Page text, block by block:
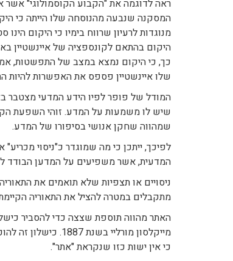
המסקנה שנבעה מהנוסחה שלו הייתה כי
מנוגדות לרעיון שרווח בימיו כי היקום
היקום בהתאם לקונספציה של איינשטיין
כך, כי היקום נמצא במצב של התפשטות,
שלו איינשטיין פספס את האפשרות
המודל של פופר לפיו הידע המדעי מצטבר
שיש לו משמעות על המדע. זוהי השפעת
שמהווה שחקן אנושי בסיפורו של המדע.
לפיכך, ייתכן כי מה שמוגדר כ"ניסוי
המדעית, אשר משפיעים על המדען הבודד
ניסויים או תצפיות שלא תואמים את
מתקבלים במטרה להציל את התאוריה
האתר מהווה תוספת שצצה כדי להסביר
מייקלסון מורליי
כי אין ישות כזו שנקראת "אתר".